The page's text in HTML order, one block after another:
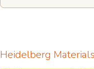
Heidelberg